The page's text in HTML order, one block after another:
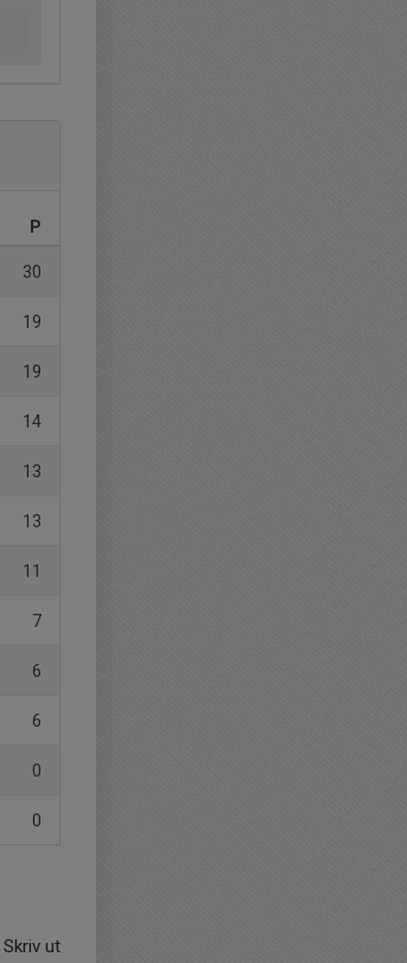
P
30
19
19
14
13
13
11
7
6
6
0
0
Skriv ut